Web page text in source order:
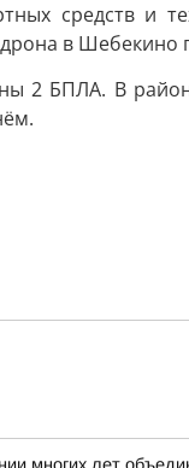
средств и
дрона в
2 БПЛА. В